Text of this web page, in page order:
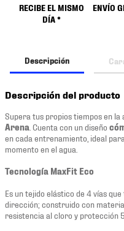
RECIBE EL MISMO
DÍA *
ENVÍO
Descripción
Descripción del producto
Supera tus propios tiempos en la
Arena . Cuenta con un diseño
en cada entrenamiento, ideal
momento en el agua.
Tecnología MaxFit Eco
Es un tejido elástico de 4 vías
dirección; construido con
resistencia al cloro y protección